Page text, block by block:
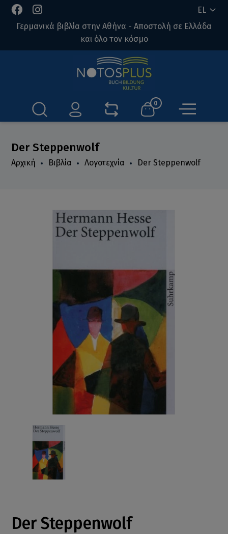
EL
Γερμανικά βιβλία στην Αθήνα - Αποστολή σε Ελλάδα
και όλο τον κόσμο
0
Der Steppenwolf
Αρχική Βιβλία Λογοτεχνία Der Steppenwolf
Der Steppenwolf